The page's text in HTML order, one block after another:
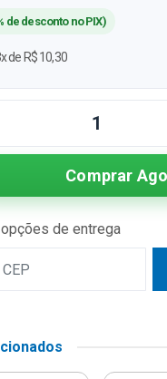
de desconto no PIX)
de R$ 10,30
Comprar
de entrega